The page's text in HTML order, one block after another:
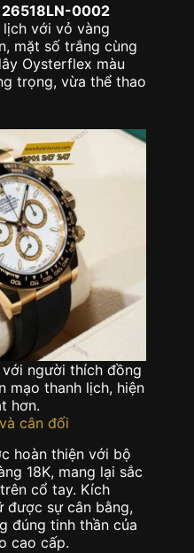
0002
lịch với vỏ vàng
mặt số trắng cùng
Oysterflex màu
trọng, vừa thể thao
người thích đồng
mạo thanh lịch, hiện
hơn.
cân đối
hoàn thiện với bộ
18K, mang lại sắc
cổ tay. Kích
sự cân bằng,
đúng tinh thần của
cao cấp.